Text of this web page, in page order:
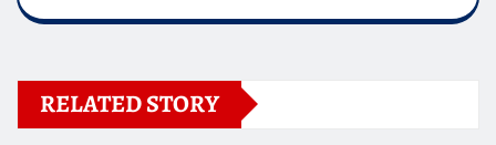
RELATED STORY